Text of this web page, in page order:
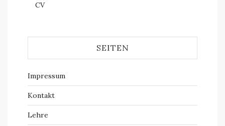
CV
SEITEN
Impressum
Kontakt
Lehre